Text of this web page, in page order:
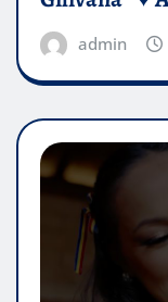
admin